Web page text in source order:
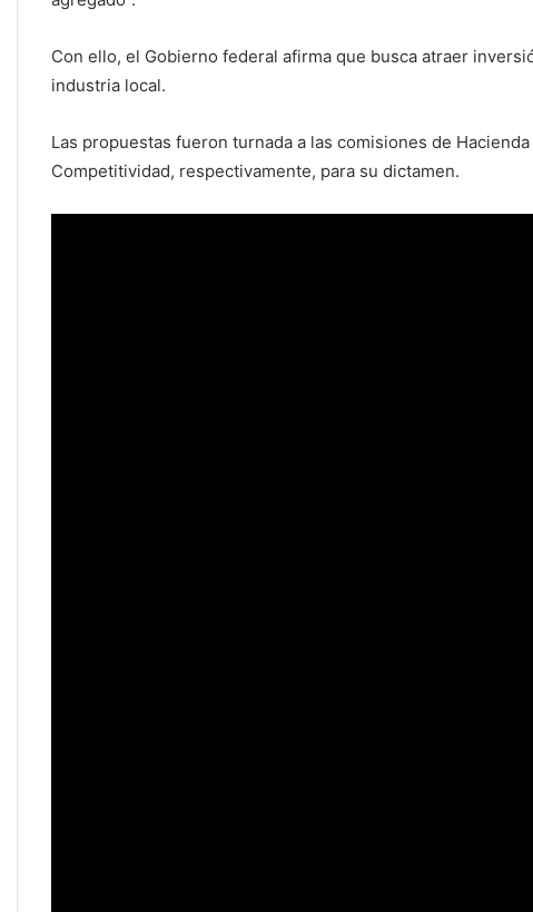
Con ello, el Gobierno federal afirma que busca atraer
industria local.
Las propuestas fueron turnada a las comisiones de
Competitividad, respectivamente, para su dictamen.